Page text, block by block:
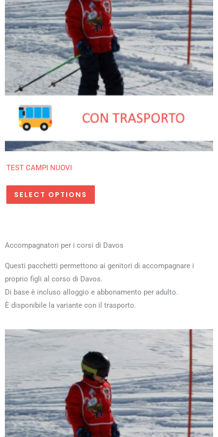
TEST CAMPI NUOVI
SELECT OPTIONS
Accompagnatori per i corsi di Davos
Questi pacchetti permettono ai genitori di accompagnare i
proprio figli al corso di Davos.
Di base è incluso alloggio e abbonamento per adulto.
È disponibile la variante con il trasporto.
ha
più
varianti.
Le
opzioni
possono
ha
più
varianti.
Le
opzioni
possono
ha
più
varianti.
Le
opzioni
possono
ha
più
varianti.
Le
opzioni
possono